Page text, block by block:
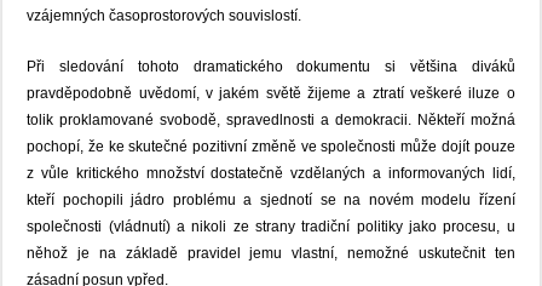
vzájemných časoprostorových souvislostí.
Při sledování tohoto dramatického dokumentu si většina diváků
pravděpodobně uvědomí, v jakém světě žijeme a ztratí veškeré iluze o
tolik proklamované svobodě, spravedlnosti a demokracii. Někteří možná
pochopí, že ke skutečné pozitivní změně ve společnosti může dojít pouze
z vůle kritického množství dostatečně vzdělaných a informovaných lidí,
kteří pochopili jádro problému a sjednotí se na novém modelu řízení
společnosti (vládnutí) a nikoli ze strany tradiční politiky jako procesu, u
něhož je na základě pravidel jemu vlastní, nemožné uskutečnit ten
zásadní posun vpřed.